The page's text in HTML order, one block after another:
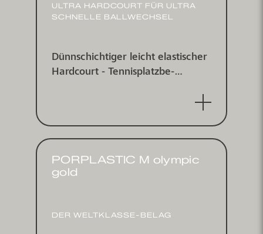
ULTRA HARDCOURT FÜR ULTRA
SCHNELLE BALL­WECHSEL
Dünnschichtiger leicht elastischer
Hardcourt - Tennis­platz­be­
PORPLASTIC M olympic
gold
DER WELTKLASSE-BELAG